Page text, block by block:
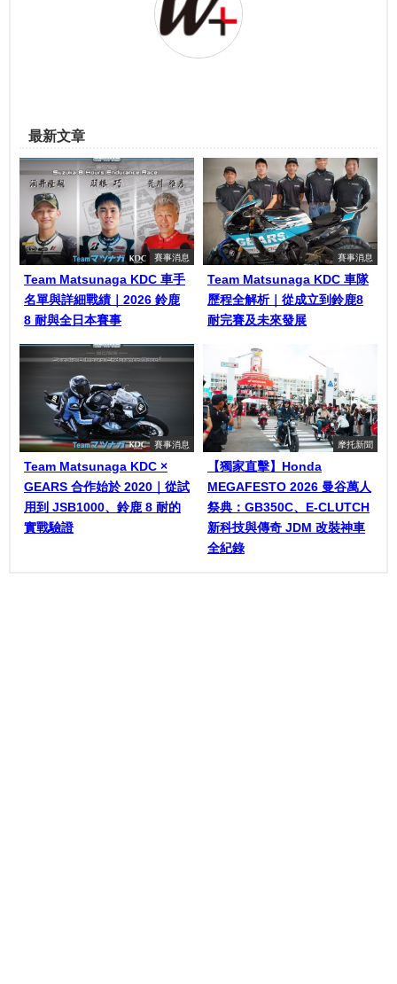
最新文章
賽事消息
Team Matsunaga KDC 車手
名單與詳細戰績｜2026 鈴鹿
8 耐與全日本賽事
賽事消息
Team Matsunaga KDC 車隊
歷程全解析｜從成立到鈴鹿8
耐完賽及未來發展
賽事消息
Team Matsunaga KDC ×
GEARS 合作始於 2020｜從試
用到 JSB1000、鈴鹿 8 耐的
實戰驗證
摩托新聞
【獨家直擊】Honda
MEGAFESTO 2026 曼谷萬人
祭典：GB350C、E-CLUTCH
新科技與傳奇 JDM 改裝神車
全紀錄